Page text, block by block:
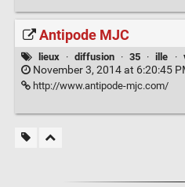
Antipode MJC
lieux · diffusion · 35 · ille ·
November 3, 2014 at 6:20:45
http://www.antipode-mjc.com/